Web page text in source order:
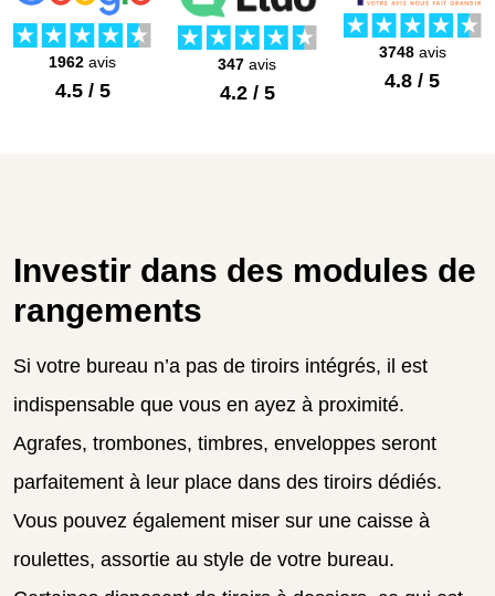
1962 avis
4.5 / 5
347 avis
4.2 / 5
3748avis
4.8 / 5
Investir dans des modules de
rangements
Si votre bureau n’a pas de tiroirs intégrés, il est
indispensable que vous en ayez à proximité.
Agrafes, trombones, timbres, enveloppes seront
parfaitement à leur place dans des tiroirs dédiés.
Vous pouvez également miser sur une caisse à
roulettes, assortie au style de votre bureau.